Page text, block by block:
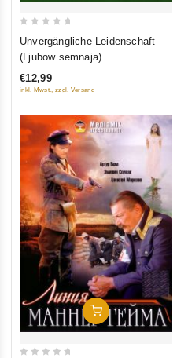
5
Unvergängliche Leidenschaft
(Ljubow semnaja)
€12,99
inkl. Mwst., zzgl. Versand
In Den Warenkorb